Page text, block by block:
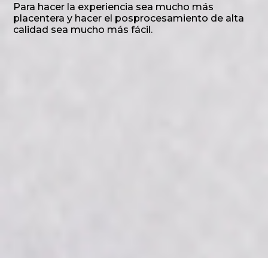
Para hacer la experiencia sea mucho más
placentera y hacer el posprocesamiento de alta
calidad sea mucho más fácil.